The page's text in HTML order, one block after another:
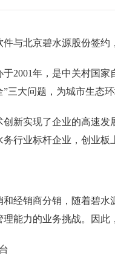
展的基石，给...
件与北京碧水源股份签约
2001年，是中关村国
三大问题，为城市生态
创新实现了企业的高速
行业标杆企业，创业板
经销商分销，随着碧
能力的业务挑战。因此